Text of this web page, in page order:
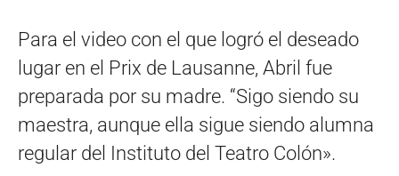
Para el video con el que logró el deseado
lugar en el Prix de Lausanne, Abril fue
preparada por su madre. “Sigo siendo su
maestra, aunque ella sigue siendo alumna
regular del Instituto del Teatro Colón».